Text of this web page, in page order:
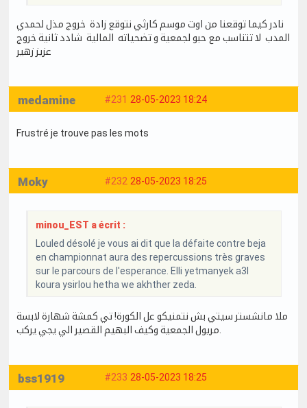
نادر كيما توقعنا من اوت موسم كارثي نتوقع زادة خروج مذل لحمدي
المدب لا تتناسب مع حبو لجمعية و تضحياته المالية شادد ثانية خروج
عزيز زهير
#231 28-05-2023 18:24
medamine
Frustré je trouve pas les mots
#232 28-05-2023 18:25
Moky
minou_EST a écrit :
Louled désolé je vous ai dit que la défaite contre beja
en championnat aura des repercussions très graves
sur le parcours de l'esperance. Elli yetmanyek a3l
koura ysirlou hetha we akhther zeda.
ملا مانشستر سيتي بش نتمنيكو عل الكورة! تي كمشة شهارة لابسة
#233 28-05-2023 18:25
bss1919